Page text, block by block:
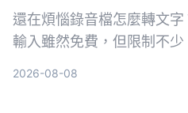
還在煩惱錄音檔怎麼轉文
輸入雖然免費，但限制不
2026-08-08